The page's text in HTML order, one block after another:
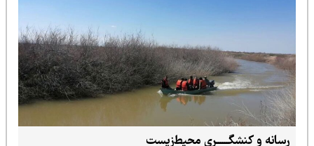
رسانه و کنشگــــــری محیط‌زیست